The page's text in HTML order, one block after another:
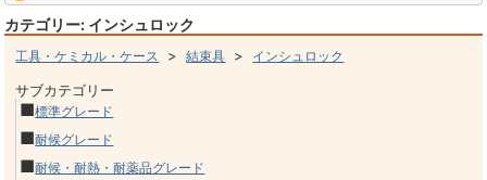
カテゴリー: インシュロック
工具・ケミカル・ケース >結束具 > インシュロック
サブカテゴリー
■標準グレード
■耐候グレード
■耐候・耐熱・耐薬品グレード